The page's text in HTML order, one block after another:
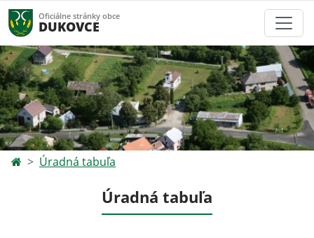
Oficiálne stránky obce
DUKOVCE
Úradná tabuľa
Úradná tabuľa